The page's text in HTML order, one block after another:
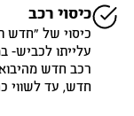
כיסוי רכב
עלייתו לכביש-
רכב חדש
חדש, עד לשווי